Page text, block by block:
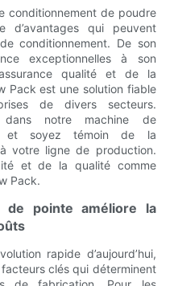
conditionnement de poudre
qui peuvent
conditionnement. De son
exceptionnelles à son
qualité et de la
Pack est une solution fiable
de divers secteurs.
dans notre machine de
et soyez témoin de la
votre ligne de production.
et de la qualité comme
Pack.
de pointe améliore la
rapide d’aujourd’hui,
clés qui déterminent